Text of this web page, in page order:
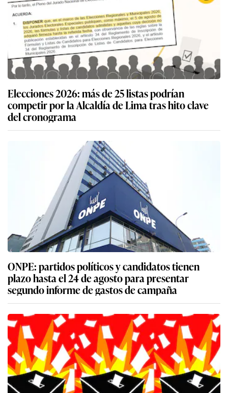
Elecciones 2026: más de 25 listas podrían
competir por la Alcaldía de Lima tras hito clave
del cronograma
ONPE: partidos políticos y candidatos tienen
plazo hasta el 24 de agosto para presentar
segundo informe de gastos de campaña